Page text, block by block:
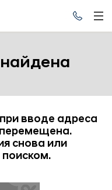
вводе адреса
снова или
поиском.